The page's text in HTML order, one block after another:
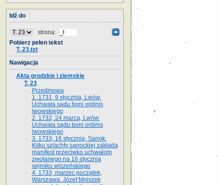
Idź do
strona:
Pobierz pełen tekst
T. 23.txt
Nawigacja
Akta grodzkie i ziemskie
T. 23
Przedmowa
1. 1731, 9 stycznia, Lwów.
Uchwała sądu boni ordinis
lwowskiego
2. 1732, 24 marca, Lwów.
Uchwała sądu boni ordinis
lwowskiego
3. 1733, 16 stycznia, Sanok.
Kilku szlachty sanockiej zakłada
manifest przeciwko uchwałom
zwołanego na 16 stycz­nia
sejmiku wiszeńskiego
4. 1733, marzec początek,
Warszawa. Józef Mniszek